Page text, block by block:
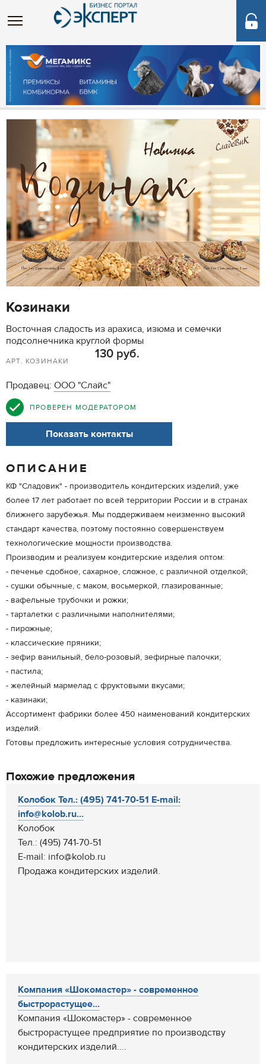
Козинаки
Восточная сладость из арахиса, изюма и семечки
подсолнечника круглой формы
АРТ. КОЗИНАКИ 130 руб.
Продавец: ООО "Слайс"
ПРОВЕРЕН МОДЕРАТОРОМ
Показать контакты
ОПИСАНИЕ
КФ "Сладовик" - производитель кондитерских изделий, уже
более 17 лет работает по всей территории России и в странах
ближнего зарубежья. Мы поддерживаем неизменно высокий
стандарт качества, поэтому постоянно совершенствуем
технологические мощности производства.
Производим и реализуем кондитерские изделия оптом:
- печенье сдобное, сахарное, сложное, с различной отделкой;
- сушки обычные, с маком, восьмеркой, глазированные;
- вафельные трубочки и рожки;
- тарталетки с различными наполнителями;
- пирожные;
- классические пряники;
- зефир ванильный, бело-розовый, зефирные палочки;
- пастила;
- желейный мармелад с фруктовыми вкусами;
- казинаки;
Ассортимент фабрики более 450 наименований кондитерских
изделий.
Готовы предложить интересные условия сотрудничества.
Похожие предложения
Колобок Тел.: (495) 741-70-51 E-mail:
info@kolob.ru...
Колобок
Тел.: (495) 741-70-51
E-mail: info@kolob.ru
Продажа кондитерских изделий.
Компания «Шокомастер» - современное
быстрорастущее...
Компания «Шокомастер» - современное
быстрорастущее предприятие по производству
кондитерских изделий....